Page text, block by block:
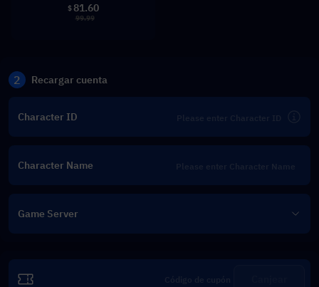
$ 81.60
99.99
2 Recargar cuenta
Character ID
Character Name
Game Server